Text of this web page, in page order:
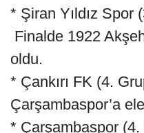
* Şiran Yıldız Spor
Finalde 1922
oldu.
* Çankırı FK (4.
Çarşambaspor’a
* Çarşambaspor